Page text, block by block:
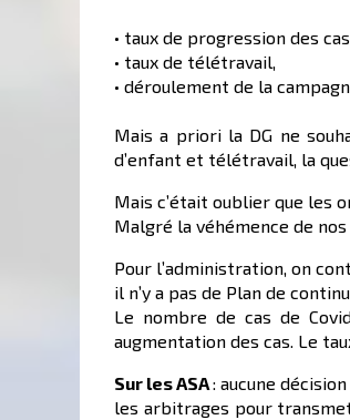
• taux de progression des
• taux de télétravail,
• déroulement de la
Mais a priori la DG ne
d’enfant et télétravail, la
Mais c’était oublier que les
Malgré la véhémence de
Pour l’administration, on
il n’y a pas de Plan de
Le nombre de cas de
augmentation des cas. Le
Sur les ASA: aucune
les arbitrages pour